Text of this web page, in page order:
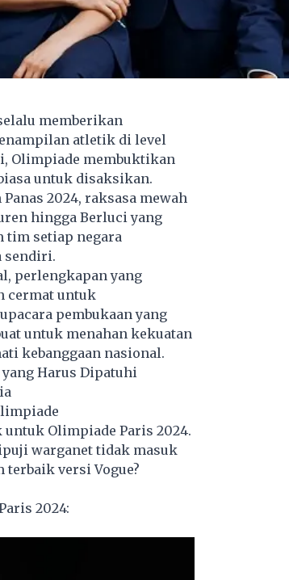
memberikan
atletik di level
Olimpiade membuktikan
untuk disaksikan.
2024, raksasa mewah
hingga Berluci yang
tim setiap negara
sendiri.
perlengkapan yang
cermat untuk
pembukaan yang
untuk menahan kekuatan
kebanggaan nasional.
Harus Dipatuhi
Olimpiade Paris 2024.
warganet tidak masuk
terbaik versi Vogue?
2024: